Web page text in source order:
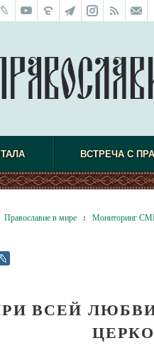
ВСТРЕЧА С
Православие в мире : Мониторинг
ВСЕЙ